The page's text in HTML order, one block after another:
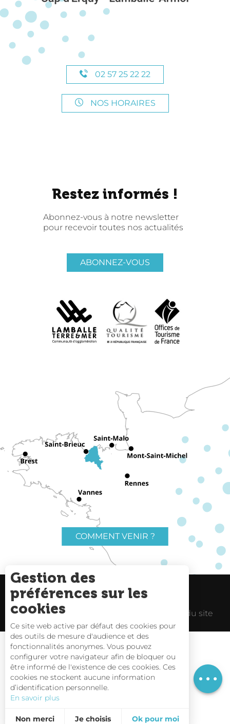
Prestations
02 57 25 22 22
NOS HORAIRES
Restez informés !
Abonnez-vous à notre newsletter
pour recevoir toutes nos actualités
ABONNEZ-VOUS
COMMENT VENIR ?
Charte du voyageur Liens utiles
Espace Pro Plan du site
Carte interactive
Gestion des
préférences sur les
cookies
Ce site web active par défaut des cookies pour
des outils de mesure d'audience et des
fonctionnalités anonymes. Vous pouvez
configurer votre navigateur afin de bloquer ou
être informé de l'existence de ces cookies. Ces
cookies ne stockent aucune information
d’identification personnelle.
En savoir plus
Non merci Je choisis Ok pour moi